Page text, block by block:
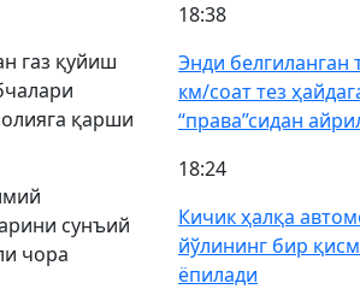
газ қуйиш
қарши
сунъий
чора
18:38
Энди белгиланган
км/соат тез
“права”сидан
18:24
Кичик ҳалқа
йўлининг бир
ёпилади